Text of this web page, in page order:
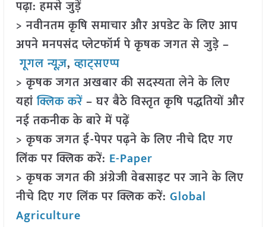
पढ़ा: हमसे जुड़ें
> नवीनतम कृषि समाचार और अपडेट के लिए आप
अपने मनपसंद प्लेटफॉर्म पे कृषक जगत से जुड़े –
गूगल न्यूज़,व्हाट्सएप्प
> कृषक जगत अखबार की सदस्यता लेने के लिए
यहांक्लिक करें– घर बैठे विस्तृत कृषि पद्धतियों और
नई तकनीक के बारे में पढ़ें
> कृषक जगत ई-पेपर पढ़ने के लिए नीचे दिए गए
लिंक पर क्लिक करें: E-Paper
> कृषक जगत की अंग्रेजी वेबसाइट पर जाने के लिए
नीचे दिए गए लिंक पर क्लिक करें: Global
Agriculture